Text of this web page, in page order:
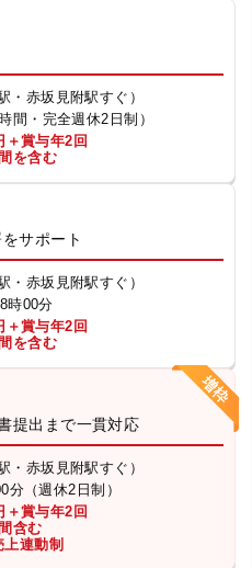
・赤坂見附駅すぐ）
間・完全週休2日制）
＋賞与年2回
を含む
サポート
・赤坂見附駅すぐ）
時00分
＋賞与年2回
を含む
提出まで一貫対応
・赤坂見附駅すぐ）
分（週休2日制）
＋賞与年2回
含む
連動制